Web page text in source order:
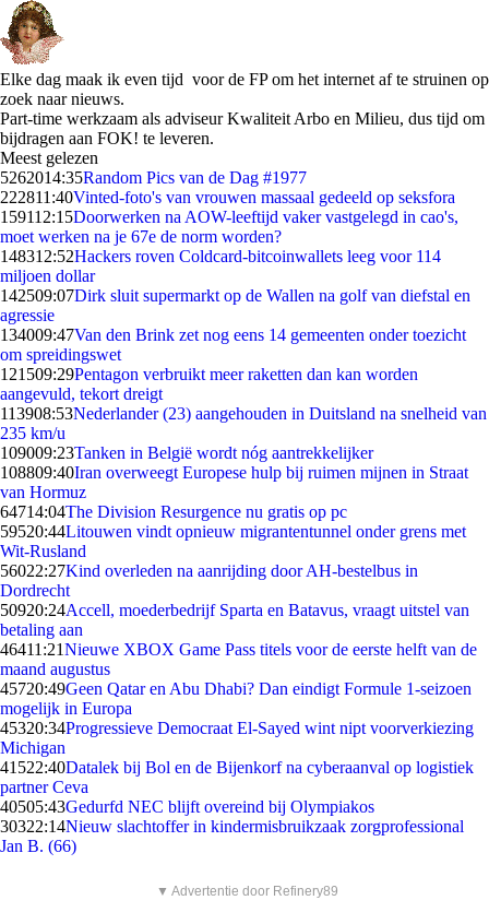
Elke dag maak ik even tijd voor de FP om het internet af te struinen op
zoek naar nieuws.
Part-time werkzaam als adviseur Kwaliteit Arbo en Milieu, dus tijd om
bijdragen aan FOK! te leveren.
Meest gelezen
5262014:35Random Pics van de Dag #1977
222811:40Vinted-foto's van vrouwen massaal gedeeld op seksfora
159112:15Doorwerken na AOW-leeftijd vaker vastgelegd in cao's,
moet werken na je 67e de norm worden?
148312:52Hackers roven Coldcard-bitcoinwallets leeg voor 114
miljoen dollar
142509:07Dirk sluit supermarkt op de Wallen na golf van diefstal en
agressie
134009:47Van den Brink zet nog eens 14 gemeenten onder toezicht
om spreidingswet
121509:29Pentagon verbruikt meer raketten dan kan worden
aangevuld, tekort dreigt
113908:53Nederlander (23) aangehouden in Duitsland na snelheid van
235 km/u
109009:23Tanken in België wordt nóg aantrekkelijker
108809:40Iran overweegt Europese hulp bij ruimen mijnen in Straat
van Hormuz
64714:04The Division Resurgence nu gratis op pc
59520:44Litouwen vindt opnieuw migrantentunnel onder grens met
Wit-Rusland
56022:27Kind overleden na aanrijding door AH-bestelbus in
Dordrecht
50920:24Accell, moederbedrijf Sparta en Batavus, vraagt uitstel van
betaling aan
46411:21Nieuwe XBOX Game Pass titels voor de eerste helft van de
maand augustus
45720:49Geen Qatar en Abu Dhabi? Dan eindigt Formule 1-seizoen
mogelijk in Europa
45320:34Progressieve Democraat El-Sayed wint nipt voorverkiezing
Michigan
41522:40Datalek bij Bol en de Bijenkorf na cyberaanval op logistiek
partner Ceva
40505:43Gedurfd NEC blijft overeind bij Olympiakos
30322:14Nieuw slachtoffer in kindermisbruikzaak zorgprofessional
Jan B. (66)
▼ Advertentie door Refinery89